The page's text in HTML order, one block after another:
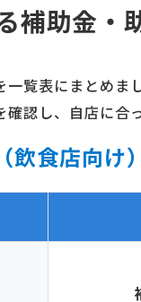
補助金・
覧表にまとめまし
認し、自店に合
食店向け）